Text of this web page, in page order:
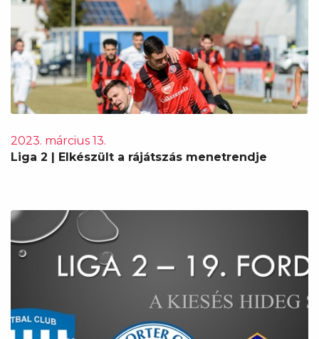
2023. március 13.
Liga 2 | Elkészült a rájátszás menetrendje